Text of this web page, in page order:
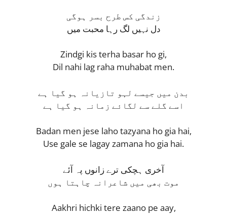
زندگی کس طرح بسر ہوگی
دل نہیں لگ رہا محبت میں
Zindgi kis terha basar ho gi,
Dil nahi lag raha muhabat men.
بدن میں جیسے لہو تازیانہ ہو گیا ہے
اسے گلے سے لگائے زمانہ ہو گیا ہے
Badan men jese laho tazyana ho gia hai,
Use gale se lagay zamana ho gia hai.
آخری ہچکی ترے زانوں پہ آئے
موت بھی میں شاعرانہ چاہتا ہوں
Aakhri hichki tere zaano pe aay,